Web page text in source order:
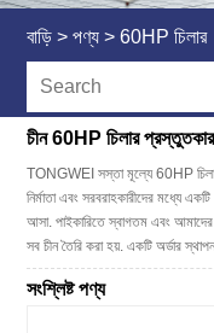
বাড়ি > পণ্য > 60HP চিলার
চীন 60HP চিলার
TONGWEI সস্তা মূল্যে 60HP চিলার
নির্মাতা এবং সরবরাহকারীদের মধ্যে
আসা. পাইকারিতে স্বাগতম এবং আমাদের
সব চীন তৈরি করা হয়. একটি অর্ডার
সংশ্লিষ্ট পণ্য